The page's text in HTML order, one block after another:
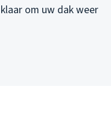
om uw dak weer